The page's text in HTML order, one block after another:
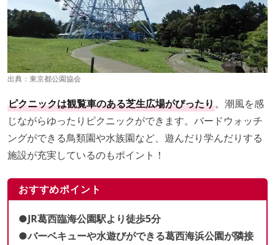
出典： 東京都公園協会
ピクニックは観覧車のある芝生広場がぴったり。潮風を感
じながらゆったりピクニックができます。バードウォッチ
ングができる鳥類園や水族園など、遊んだり学んだりする
施設が充実しているのもポイント！
おすすめポイント
●JR葛西臨海公園駅より徒歩5分
●バーベキューや水遊びができる葛西海浜公園が隣接